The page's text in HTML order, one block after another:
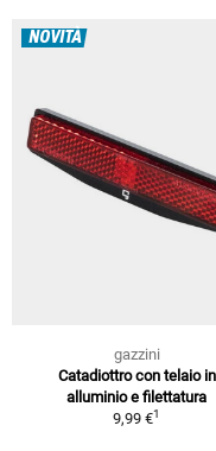
NOVITÀ
gazzini
Catadiottro con telaio in
alluminio e filettatura
9,99 €1